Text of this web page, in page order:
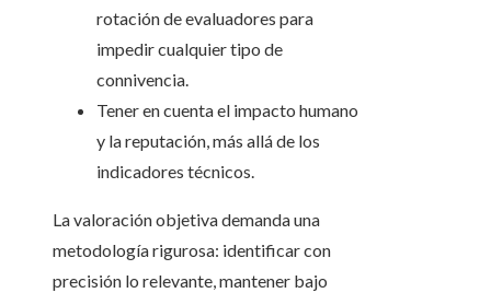
rotación de evaluadores para
impedir cualquier tipo de
connivencia.
Tener en cuenta el impacto humano
y la reputación, más allá de los
indicadores técnicos.
La valoración objetiva demanda una
metodología rigurosa: identificar con
precisión lo relevante, mantener bajo